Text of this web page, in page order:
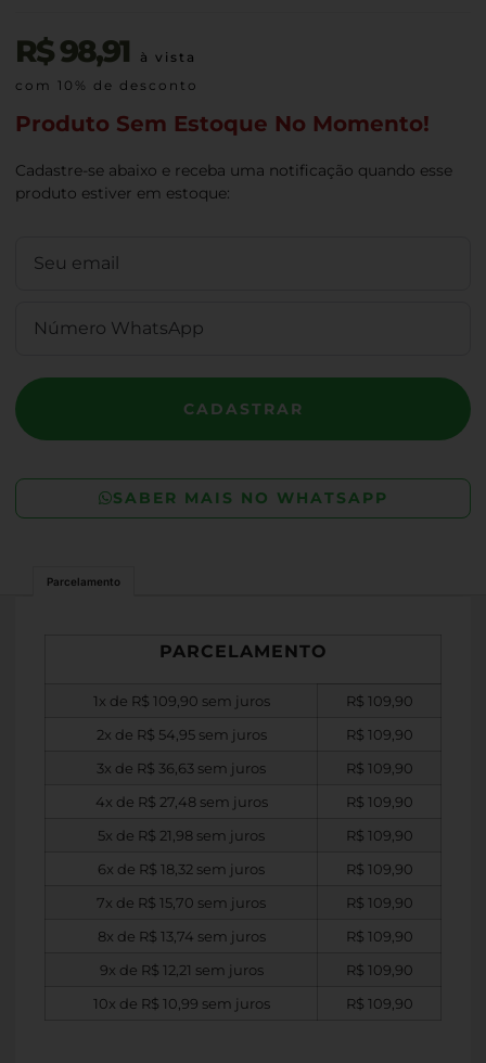
R$98,91
à vista
com 10% de desconto
Produto Sem Estoque No Momento!
Cadastre-se abaixo e receba uma notificação quando esse
produto estiver em estoque:
CADASTRAR
SABER MAIS NO WHATSAPP
Parcelamento
PARCELAMENTO
1x de R$ 109,90 sem juros R$ 109,90
2x de R$ 54,95sem juros R$ 109,90
3x de R$ 36,63 sem juros R$ 109,90
4x de R$ 27,48sem juros R$ 109,90
5x de R$ 21,98 sem juros R$ 109,90
6x de R$ 18,32 sem juros R$ 109,90
7x de R$ 15,70 sem juros R$ 109,90
8x de R$ 13,74 sem juros R$ 109,90
9x de R$ 12,21 sem juros R$ 109,90
10x de R$ 10,99 sem juros R$ 109,90